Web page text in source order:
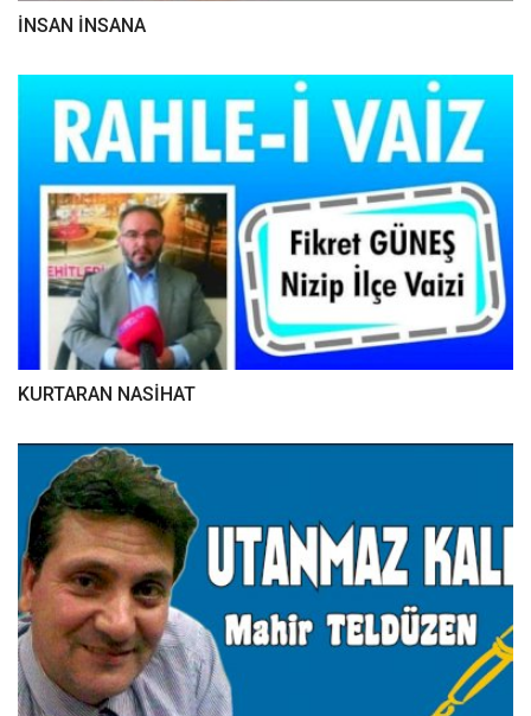
İNSAN İNSANA
KURTARAN NASİHAT